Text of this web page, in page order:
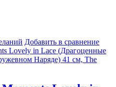
Добавить в сравнение